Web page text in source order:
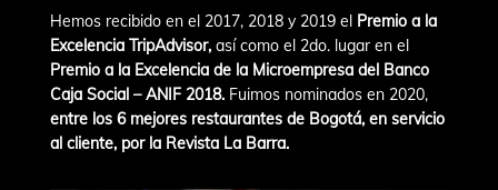
Hemos recibido en el 2017, 2018 y 2019 el Premio a la
Excelencia TripAdvisor,así como el 2do. lugar en el
Premio a la Excelencia de la Microempresa del Banco
Caja Social – ANIF 2018.Fuimos nominados en 2020,
entre los 6 mejores restaurantes de Bogotá, en servicio
al cliente, por la Revista La Barra.